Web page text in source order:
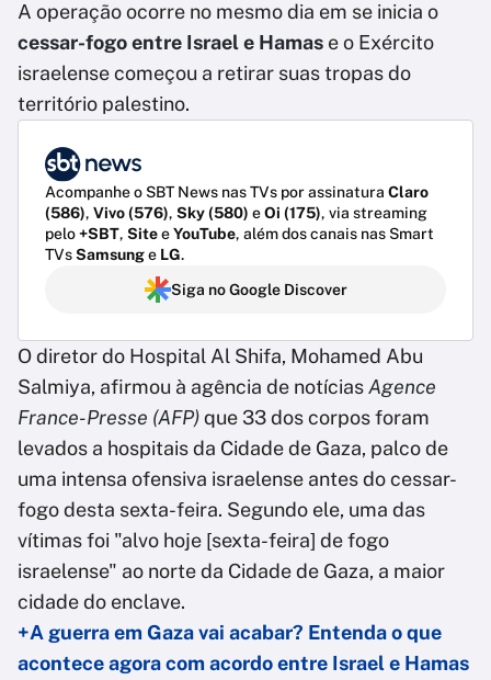
A operação ocorre no mesmo dia em se inicia o
cessar-fogo entre Israel e Hamas e o Exército
israelense começou a retirar suas tropas do
território palestino.
Acompanhe o SBT News nas TVs por assinatura Claro
(586), Vivo (576), Sky (580) eOi (175), via streaming
pelo+SBT, SiteeYouTube, além dos canais nas Smart
TVsSamsunge LG.
Siga no Google Discover
O diretor do Hospital Al Shifa, Mohamed Abu
Salmiya, afirmou à agência de notíciasAgence
France-Presse (AFP)que 33 dos corpos foram
levados a hospitais da Cidade de Gaza, palco de
uma intensa ofensiva israelense antes do cessar-
fogo desta sexta-feira. Segundo ele, uma das
vítimas foi "alvo hoje [sexta-feira] de fogo
israelense" ao norte da Cidade de Gaza, a maior
cidade do enclave.
+A guerra em Gaza vai acabar? Entenda o que
acontece agora com acordo entre Israel e Hamas